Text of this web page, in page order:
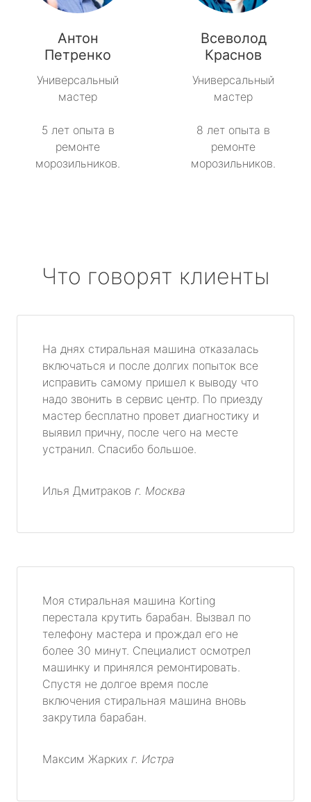
Антон
Петренко
Универсальный
мастер
5 лет опыта в
ремонте
морозильников.
Всеволод
Краснов
Универсальный
мастер
8 лет опыта в
ремонте
морозильников.
Что говорят клиенты
На днях стиральная машина отказалась
включаться и после долгих попыток все
исправить самому пришел к выводу что
надо звонить в сервис центр. По приезду
мастер бесплатно провет диагностику и
выявил причну, после чего на месте
устранил. Спасибо большое.
Илья Дмитраков г. Москва
Моя стиральная машина Korting
перестала крутить барабан. Вызвал по
телефону мастера и прождал его не
более 30 минут. Специалист осмотрел
машинку и принялся ремонтировать.
Спустя не долгое время после
включения стиральная машина вновь
закрутила барабан.
Максим Жарких г. Истра